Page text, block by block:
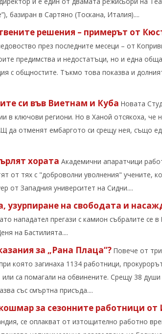
базиран в Сартяно (Тоскана, Италия)....
решения – примерът от
през последните месеци – от
предимства и недостатъци, но и една
с общностите. Тъкмо това показва и
си във Виетнам и Куба Новата
в ключови региони. Но в Ханой отсякоха, че
да отменят ембаргото си срещу нея, също
хората Академични апаратчици
от тях с "доброволни уволнения" учените,
от Западния университет на Сидни....
узурпиране на свободата и
нападател прегази с камион събралите се
на Бастилията....
за „Рана Плаца“? Повече от
която загинаха 1134 работници,
са помагали на обвинените. Срещу 38 души
със смъртна присъда....
за сезонните работници от
се оплакват от изтощително работно